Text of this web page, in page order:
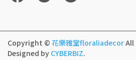
Copyright © 花樂雅堂floraliadecorAll
Designed by CYBERBIZ.